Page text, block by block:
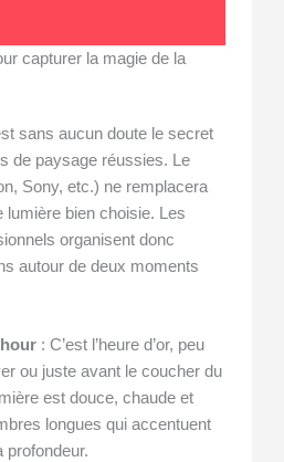
capturer la magie de la
sans aucun doute le secret
de paysage réussies. Le
Sony, etc.) ne remplacera
lumière bien choisie. Les
organisent donc
autour de deux moments
: C’est l’heure d’or, peu
ou juste avant le coucher du
est douce, chaude et
longues qui accentuent
profondeur.